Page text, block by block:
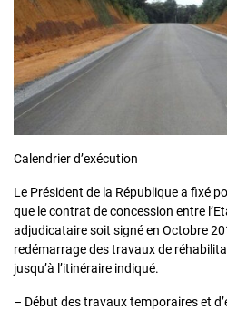
Calendrier d’exécution
Le Président de la République a fixé
que le contrat de concession entre
adjudicataire soit signé en Octobre
redémarrage des travaux de
jusqu’à l’itinéraire indiqué.
– Début des travaux temporaires et